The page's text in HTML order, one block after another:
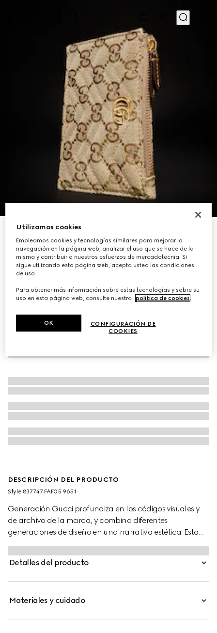
Bolsa Para Llaves con Zipper GG Marmont
MXN 8,100
Variacioneslona GG arena y café
DESCRIPCIÓN DEL PRODUCTO
Style ‎837747 FAF05 9651
Generación Gucci profundiza en los códigos visuales y
de archivo de la marca, y combina diferentes
generaciones de diseño en una narrativa estética. Esta
bolsa llavera con zipper está confeccionada en lona
GG en el tono vintage inspirado en la arena, adornada
con Adorno de tono oro para un toque refinado.
Detalles del producto
Materiales y cuidado
Utilizamos cookies
Empleamos cookies y tecnologías similares para mejorar la
navegación en la página web, analizar el uso que se hace de la
misma y contribuir a nuestros esfuerzos de mercadotecnia. Si
sigue utilizando esta página web, acepta usted las condiciones
de uso.
Para obtener más información sobre estas tecnologías y sobre su
uso en esta página web, consulte nuestra
política de cookies.
CONFIGURACIÓN DE
COOKIES
OK